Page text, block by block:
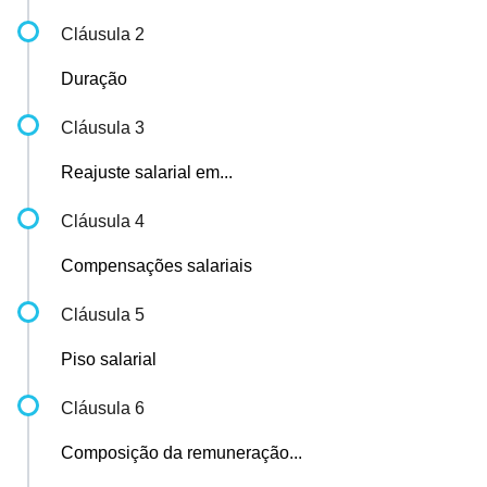
Cláusula 2
Duração
Cláusula 3
Reajuste salarial em...
Cláusula 4
Compensações salariais
Cláusula 5
Piso salarial
Cláusula 6
Composição da remuneração...